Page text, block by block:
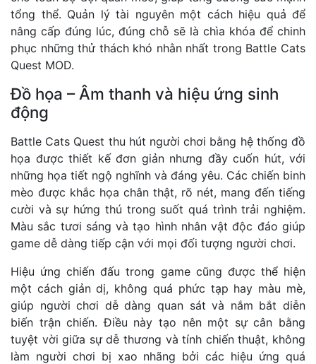
tổng thể. Quản lý tài nguyên một cách hiệu quả để
nâng cấp đúng lúc, đúng chỗ sẽ là chìa khóa để chinh
phục những thử thách khó nhằn nhất trong Battle Cats
Quest MOD.
Đồ họa – Âm thanh và hiệu ứng sinh
động
Battle Cats Quest thu hút người chơi bằng hệ thống đồ
họa được thiết kế đơn giản nhưng đầy cuốn hút, với
những họa tiết ngộ nghĩnh và đáng yêu. Các chiến binh
mèo được khắc họa chân thật, rõ nét, mang đến tiếng
cười và sự hứng thú trong suốt quá trình trải nghiệm.
Màu sắc tươi sáng và tạo hình nhân vật độc đáo giúp
game dễ dàng tiếp cận với mọi đối tượng người chơi.
Hiệu ứng chiến đấu trong game cũng được thể hiện
một cách giản dị, không quá phức tạp hay màu mè,
giúp người chơi dễ dàng quan sát và nắm bắt diễn
biến trận chiến. Điều này tạo nên một sự cân bằng
tuyệt vời giữa sự dễ thương và tính chiến thuật, không
làm người chơi bị xao nhãng bởi các hiệu ứng quá